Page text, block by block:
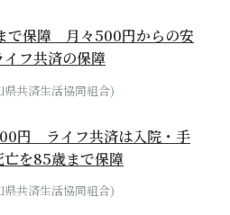
で保障 月々500円からの安
フ共済の保障
県共済生活協同組合)
円 ライフ共済は入院・手
亡を85歳まで保障
県共済生活協同組合)